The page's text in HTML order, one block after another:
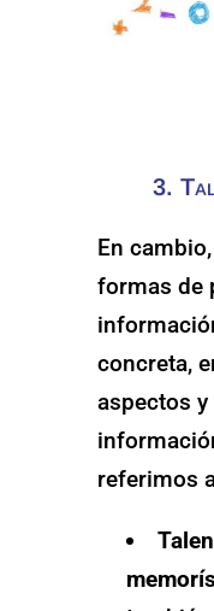
3.
En
formas de
concreta,
aspectos
referimos